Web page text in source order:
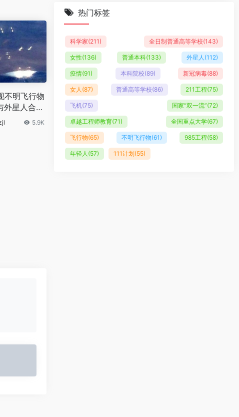
不明飞行物
外星人合作
5.9K
热门标签
科学家(211) 全日制普通高等学校(143)
女性(136) 普通本科(133) 外星人 (112)
疫情(91) 本科院校(89) 新冠病毒(88)
女人 (87) 普通高等学校(86) 211工程(75)
飞机(75) 国家“双一流”(72)
卓越工程师教育(71) 全国重点大学(67)
飞行物(65) 不明飞行物(61) 985工程(58)
年轻人 (57) 111计划(55)